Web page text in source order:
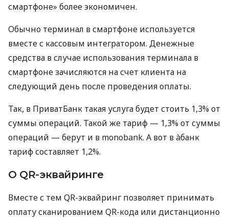
смартфоне» более экономичен.
Обычно терминал в смартфоне используется
вместе с кассовым интегратором. Денежные
средства в случае использования терминала в
смартфоне зачисляются на счет клиента на
следующий день после проведения оплаты.
Так, в ПриватБанк такая услуга будет стоить 1,3% от
суммы операций. Такой же тариф — 1,3% от суммы
операций — берут и в monobank. А вот в àбанк
тариф составляет 1,2%.
О QR-эквайринге
Вместе с тем QR-эквайринг позволяет принимать
оплату сканированием QR-кода или дистанционно